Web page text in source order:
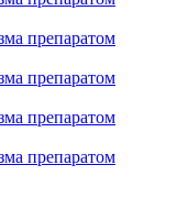
препаратом
препаратом
препаратом
препаратом